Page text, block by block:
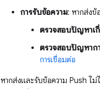
การรับข้อความ: หากส่งข้
ตรวจสอบปัญหาเ
ตรวจสอบปัญหาก
การเชื่อมต่อ
หากส่งและรับข้อความ Push ไ